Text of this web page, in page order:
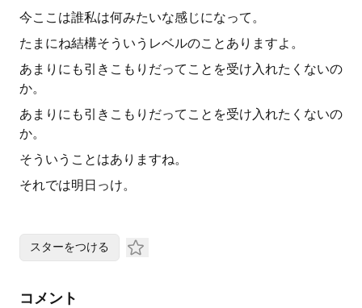
今ここは誰私は何みたいな感じになって。
たまにね結構そういうレベルのことありますよ。
あまりにも引きこもりだってことを受け入れたくないの
か。
あまりにも引きこもりだってことを受け入れたくないの
か。
そういうことはありますね。
それでは明日っけ。
スターをつける
コメント